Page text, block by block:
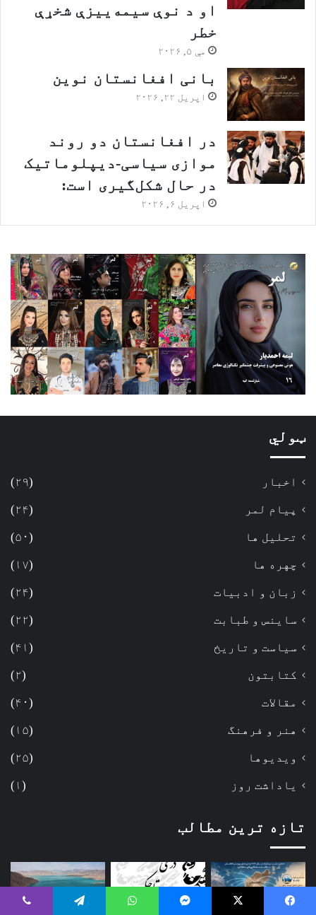
او د نوې سیمه‌ییزې شخړې
خطر
مې ۵, ۲۰۲۶
بانی افغانستان نوین
اپریل ۲۲, ۲۰۲۶
در افغانستان دو روند
موازی سیاسی-دیپلوماتیک
در حال شکل‌گیری است:
اپریل ۶, ۲۰۲۶
ټولي
اخبار (۲۹)
پیام لمر (۲۴)
تحلیل ها (۵۰)
چهره ها (۱۷)
زبان و ادبیات (۲۴)
ساینس و طبابت (۲۲)
سیاست و تاریخ (۴۱)
کتابتون (۲)
مقالات (۴۰)
هنر و فرهنگ (۱۵)
ویدیوها (۲۵)
یاداشت روز (۱)
تازه ترین مطالب